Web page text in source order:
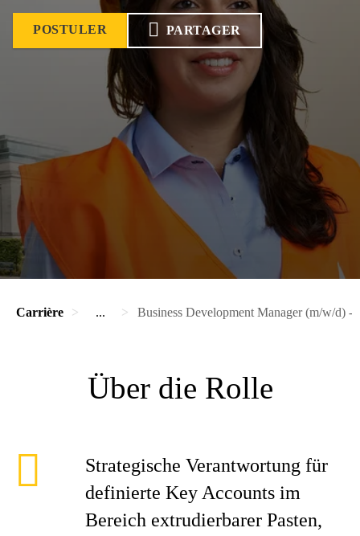
POSTULER PARTAGER
Carrière ... Business Development Manager (m/w/d) -
Über die Rolle
Strategische Verantwortung für
definierte Key Accounts im
Bereich extrudierbarer Pasten,